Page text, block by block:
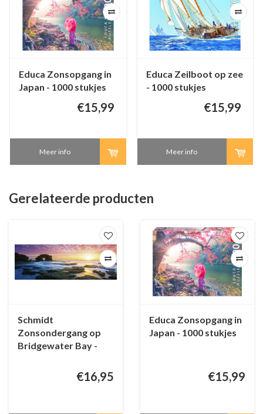
Educa Zonsopgang in
Japan - 1000 stukjes
€15,99
Meer info
Educa Zeilboot op zee
- 1000 stukjes
€15,99
Meer info
Gerelateerde producten
Schmidt
Zonsondergang op
Bridgewater Bay -
€16,95
Educa Zonsopgang in
Japan - 1000 stukjes
€15,99